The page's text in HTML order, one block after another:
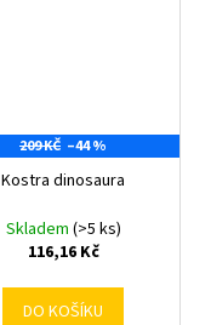
209 KČ –44 %
Kostra dinosaura
Skladem (>5 ks)
116,16 Kč
DO KOŠÍKU